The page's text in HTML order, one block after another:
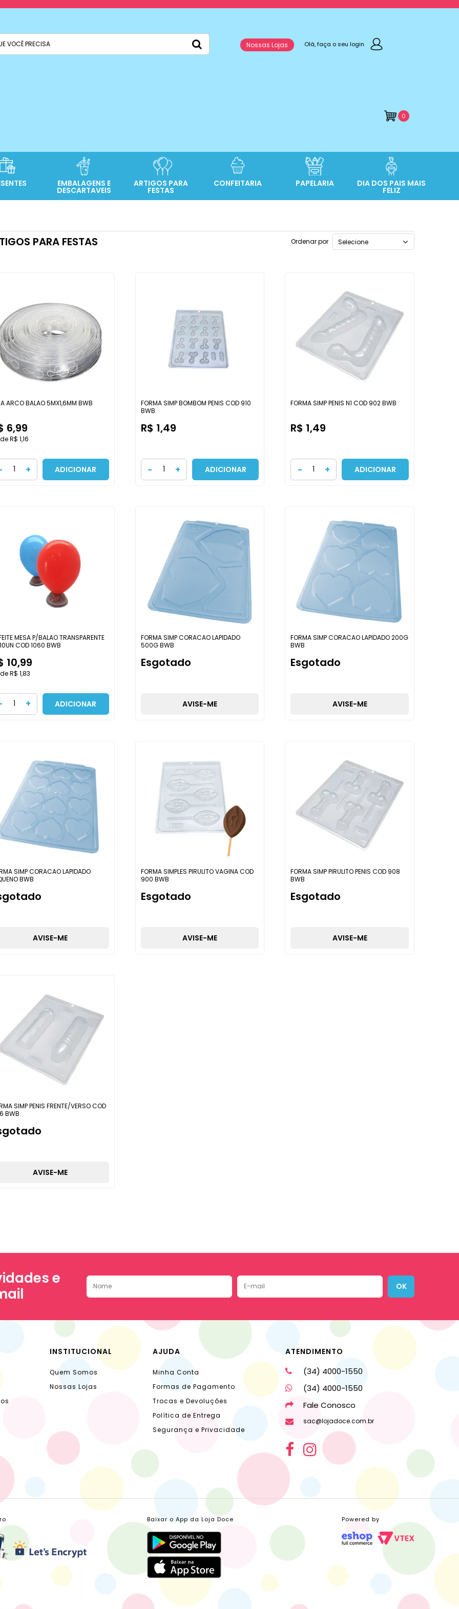
Nossas Lojas Olá, faça o seu login
0
EMBALAGENS E
DESCARTAVEIS
ARTIGOS PARA
FESTAS
CONFEITARIA PAPELARIA DIA DOS PAIS MAIS
FELIZ
PARA FESTAS Ordenar por Selecione
ARCO BALAO 5MX1,6MM BWB
6,99
R$ 1,16
+ ADICIONAR
FORMA SIMP BOMBOM PENIS COD 910
BWB
R$ 1,49
- + ADICIONAR
FORMA SIMP PENIS N1 COD 902 BWB
R$ 1,49
- + ADICIONAR
MESA P/BALAO TRANSPARENTE
COD 1060 BWB
10,99
R$ 1,83
+ ADICIONAR
FORMA SIMP CORACAO LAPIDADO
500G BWB
Esgotado
AVISE-ME
FORMA SIMP CORACAO LAPIDADO 200G
BWB
Esgotado
AVISE-ME
SIMP CORACAO LAPIDADO
BWB
AVISE-ME
FORMA SIMPLES PIRULITO VAGINA COD
900 BWB
Esgotado
AVISE-ME
FORMA SIMP PIRULITO PENIS COD 908
BWB
Esgotado
AVISE-ME
SIMP PENIS FRENTE/VERSO COD
BWB
AVISE-ME
e
OK
INSTITUCIONAL
Quem Somos
Nossas Lojas
AJUDA
Minha Conta
Formas de Pagamento
Trocas e Devoluções
Política de Entrega
Segurança e Privacidade
ATENDIMENTO
(34) 4000-1550
(34) 4000-1550
Fale Conosco
sac@lojadoce.com.br
Baixar o App da Loja Doce Powered by